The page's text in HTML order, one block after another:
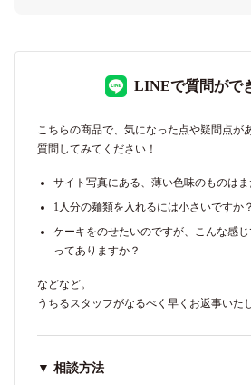
LINEで質問がで
こちらの商品で、気になった点や疑問点が
質問してみてください！
サイト写真にある、薄い色味のものは
1人分の麺類を入れるには小さいですか？
ケーキをのせたいのですが、こんな感
ってありますか？
などなど。
うちるスタッフがなるべく早くお返事いた
▼ 相談方法